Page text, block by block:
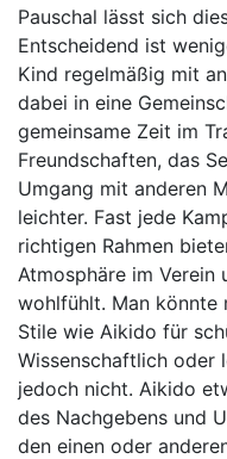
Pauschal lässt sich
Entscheidend ist
Kind regelmäßig mit
dabei in eine
gemeinsame Zeit im
Freundschaften, das
Umgang mit anderen
leichter. Fast jede
richtigen Rahmen
Atmosphäre im Verein
wohlfühlt. Man könnte
Stile wie Aikido für
Wissenschaftlich oder
jedoch nicht. Aikido
des Nachgebens und
den einen oder